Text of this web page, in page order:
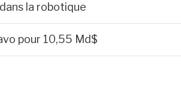
la robotique
pour 10,55 Md$